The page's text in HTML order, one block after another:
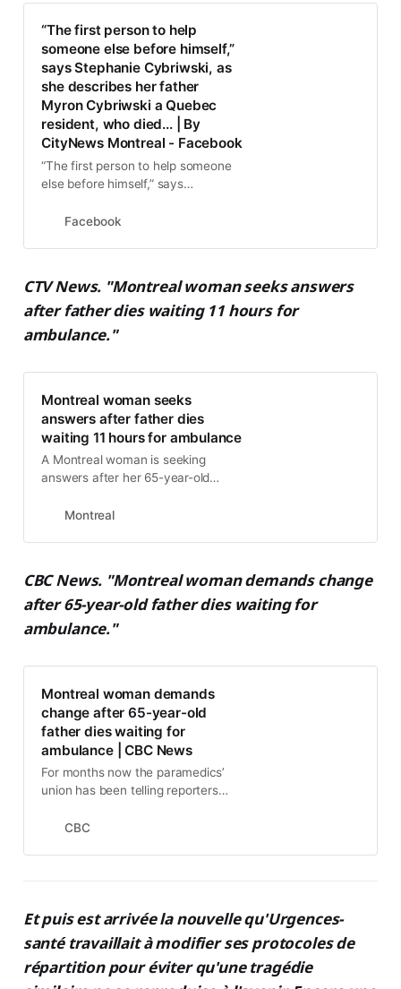
“The first person to help
someone else before himself,”
says Stephanie Cybriwski, as
she describes her father
Myron Cybriwski a Quebec
resident, who died... | By
CityNews Montreal - Facebook
“The first person to help someone
else before himself,” says
describes her father Myron
Facebook
CTV News. "Montreal woman seeks answers
after father dies waiting 11 hours for
ambulance."
Montreal woman seeks
answers after father dies
waiting 11 hours for ambulance
A Montreal woman is seeking
answers after her 65-year-old
hours for an ambulance.
Montreal
CBC News. "Montreal woman demands change
after 65-year-old father dies waiting for
ambulance."
Montreal woman demands
change after 65-year-old
father dies waiting for
ambulance | CBC News
For months now the paramedics’
union has been telling reporters
to respond to calls in a timely
CBC
Et puis est arrivée la nouvelle qu'Urgences-
santé travaillait à modifier ses protocoles de
répartition pour éviter qu'une tragédie